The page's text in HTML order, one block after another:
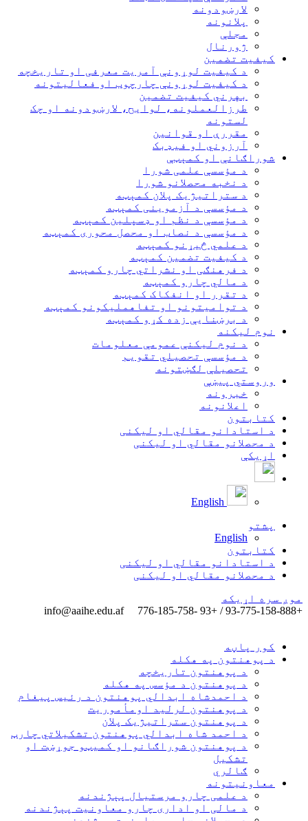
لارښودونه
پلانونه
مجلې
ژورنال
کیفیت تضمین
د کیفیت لو‌ړونې آمریت معرفی او تاریخچه
د کیفیت لوړونې چارچوب او فعالیتونه
بهرني کیفیت تضمین
طرزالعملونه، لوایح، لارښودونه او چک
لستونه
مقررې او قوانین
آرزوني او فیډبک
شوراګانې او کمېټې
د مؤسسې علمی شورا
د نخبه محصلانو شورا
د ستراتیژیک پلان کمېټه
د مؤسسې د آزموینی کمېټه
د مؤسسې د نظم او ډسپلین کمېټه
د مؤسسې د نصاب او محصل محوری کمېټه
د علمي څیړنو کمېټه
د کیفیت تضمین کمېټه
د فرهنګی او نشراتي چارو کمېټه
د مالي چارو کمېټه
د تقرر او انفکاک کمېټه
د توامیتونو او تفاهملیکونو کمېټه
د برښنایې زده کړو کمېټه
نوم لیکنه
د نوم لیکنې عمومې معلومات
د مؤسسې تحصیلي تقویم
تحصیلې لګښتونه
وروستي پیښې
خبرونه
اعلانونه
کتابتون
د استادانو مقالي او لیکنی
د محصلانو مقالي او لیکنی
اړیکې
پشتو
English
کتابتون
د استادانو مقالي او لیکنی
د محصلانو مقالي او لیکنی
موږ سره اړیکه
+93-775-158-888 / +93 -776-185-758
info@aaihe.edu.af
کور پاڼه
د پوهنتون په هکله
د پوهنتون تاریخچه
د پوهنتون د مؤسس په هکله
د احمدشاه ابدالي پوهنتون د رئیس پیغام
د پوهنتون لرلید اومأموریت
د پوهنتون ستراتیژیک پلان
د احمد شاه ابدالي پوهنتون تشکیلاتي چارټ
د پوهنتون شوراګانو او کمیټو جوړښت او
تشکیل
ګالري
معاونیتونه
د علمی چارو مرستیال پېژندنه
د مالی او اداری چارو معاونیت پېژندنه